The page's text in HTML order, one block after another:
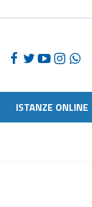
ISTANZE ONLINE